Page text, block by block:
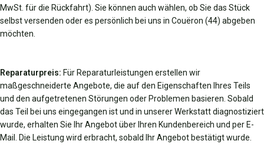
MwSt. für die Rückfahrt). Sie können auch wählen, ob Sie das Stück
selbst versenden oder es persönlich bei uns in Couëron (44) abgeben
möchten.
Reparaturpreis: Für Reparaturleistungen erstellen wir
maßgeschneiderte Angebote, die auf den Eigenschaften Ihres Teils
und den aufgetretenen Störungen oder Problemen basieren. Sobald
das Teil bei uns eingegangen ist und in unserer Werkstatt diagnostiziert
wurde, erhalten Sie Ihr Angebot über Ihren Kundenbereich und per E-
Mail. Die Leistung wird erbracht, sobald Ihr Angebot bestätigt wurde.